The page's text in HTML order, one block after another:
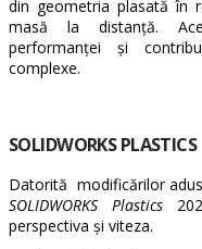
din geometria plasată în
masă la distanță.
performanței și
complexe.
SOLIDWORKS PLASTICS
Datorită modificărilor
SOLIDWORKS Plastics
perspectiva și viteza.